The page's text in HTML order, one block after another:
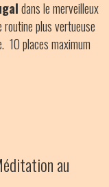
dans le merveilleux
plus vertueuse
10 places maximum
au